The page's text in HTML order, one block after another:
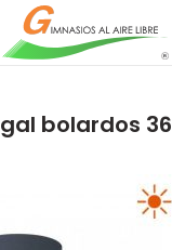
gal bolardos 36